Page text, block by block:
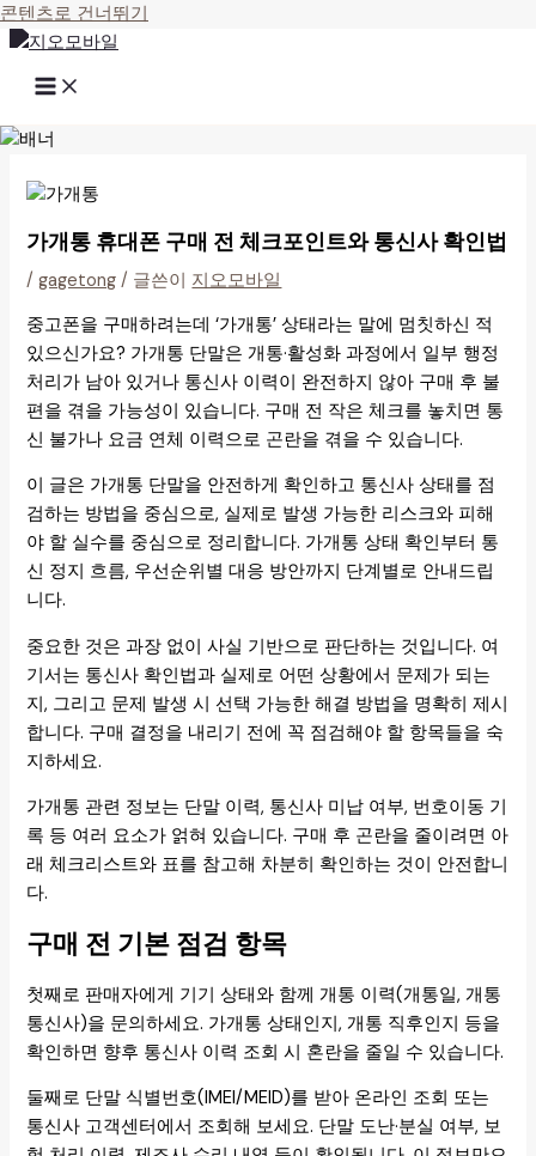
콘텐츠로 건너뛰기
가개통 휴대폰 구매 전 체크포인트와 통신사 확인법
/gagetong / 글쓴이 지오모바일
중고폰을 구매하려는데 ‘가개통’ 상태라는 말에 멈칫하신 적
있으신가요? 가개통 단말은 개통·활성화 과정에서 일부 행정
처리가 남아 있거나 통신사 이력이 완전하지 않아 구매 후 불
편을 겪을 가능성이 있습니다. 구매 전 작은 체크를 놓치면 통
신 불가나 요금 연체 이력으로 곤란을 겪을 수 있습니다.
이 글은 가개통 단말을 안전하게 확인하고 통신사 상태를 점
검하는 방법을 중심으로, 실제로 발생 가능한 리스크와 피해
야 할 실수를 중심으로 정리합니다. 가개통 상태 확인부터 통
신 정지 흐름, 우선순위별 대응 방안까지 단계별로 안내드립
니다.
중요한 것은 과장 없이 사실 기반으로 판단하는 것입니다. 여
기서는 통신사 확인법과 실제로 어떤 상황에서 문제가 되는
지, 그리고 문제 발생 시 선택 가능한 해결 방법을 명확히 제시
합니다. 구매 결정을 내리기 전에 꼭 점검해야 할 항목들을 숙
지하세요.
가개통 관련 정보는 단말 이력, 통신사 미납 여부, 번호이동 기
록 등 여러 요소가 얽혀 있습니다. 구매 후 곤란을 줄이려면 아
래 체크리스트와 표를 참고해 차분히 확인하는 것이 안전합니
다.
구매 전 기본 점검 항목
첫째로 판매자에게 기기 상태와 함께 개통 이력(개통일, 개통
통신사)을 문의하세요. 가개통 상태인지, 개통 직후인지 등을
확인하면 향후 통신사 이력 조회 시 혼란을 줄일 수 있습니다.
둘째로 단말 식별번호(IMEI/MEID)를 받아 온라인 조회 또는
통신사 고객센터에서 조회해 보세요. 단말 도난·분실 여부, 보